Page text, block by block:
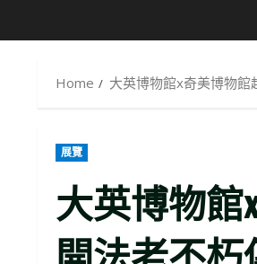
Home 大英博物館x奇美博物
展覽
大英博物